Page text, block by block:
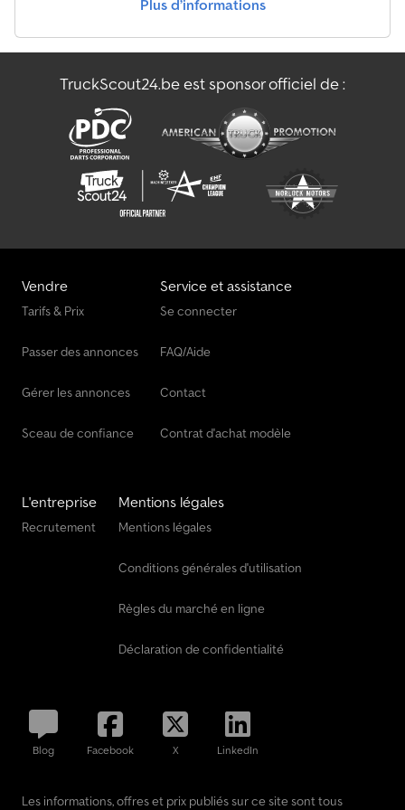
Pelleteuse À Chenilles
Véhicule De Chargement
Véhicule À Chenilles
Plus d’informations
TruckScout24.be est sponsor officiel de :
Vendre
Tarifs & Prix
Passer des annonces
Gérer les annonces
Sceau de confiance
Service et assistance
Se connecter
FAQ/Aide
Contact
Contrat d'achat modèle
L'entreprise
Recrutement
Mentions légales
Mentions légales
Conditions générales d'utilisation
Règles du marché en ligne
Déclaration de confidentialité
Blog Facebook X LinkedIn
Les informations, offres et prix publiés sur ce site sont tous